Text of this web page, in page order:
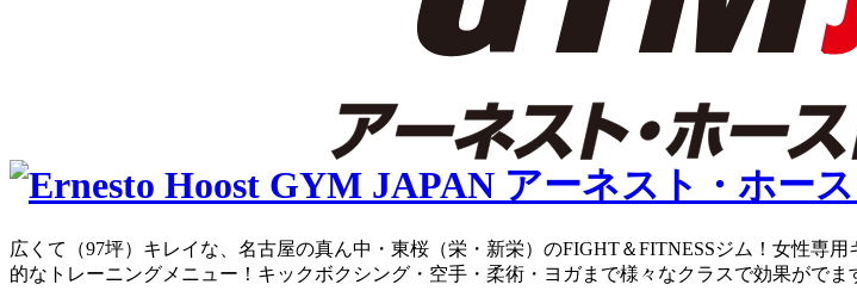
広くて（97坪）キレイな、名古屋の真ん中・東桜（栄・新栄）のFIGHT＆FITNESSジム！女性専
的なトレーニングメニュー！キックボクシング・空手・柔術・ヨガまで様々なクラスで効果がでま